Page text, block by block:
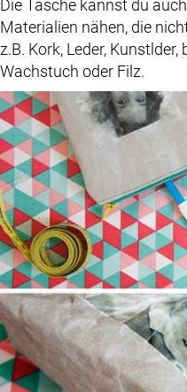
Die Tasche kannst du
Materialien nähen, die
z.B. Kork, Leder,
Wachstuch oder Filz.